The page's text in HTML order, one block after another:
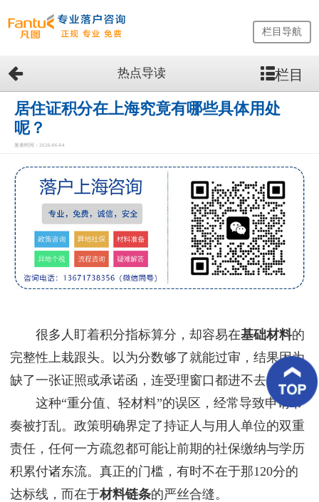
网
站
首
页
留
生
务
优
案
好
评
新
闻
栏目导航
热点导读 栏目
居住证积分在上海究竟有哪些具体用处
呢？
发表时间：2026-06-04
很多人盯着积分指标算分，却容易在基础材料的
完整性上栽跟头。以为分数够了就能过审，结果因为
缺了一张证照或承诺函，连受理窗口都进不去。
这种“重分值、轻材料”的误区，经常导致申请节
奏被打乱。政策明确界定了持证人与用人单位的双重
责任，任何一方疏忽都可能让前期的社保缴纳与学历
积累付诸东流。真正的门槛，有时不在于那120分的
达标线，而在于材料链条的严丝合缝。